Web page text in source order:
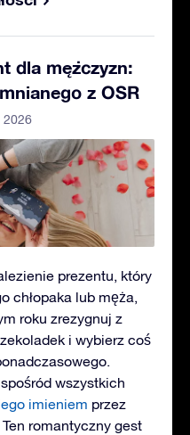
dla mężczyzn:
z OSR
2026
prezentu, który
chłopaka lub męża,
roku zrezygnuj z
i wybierz coś
wszystkich
imieniem przez
romantyczny gest